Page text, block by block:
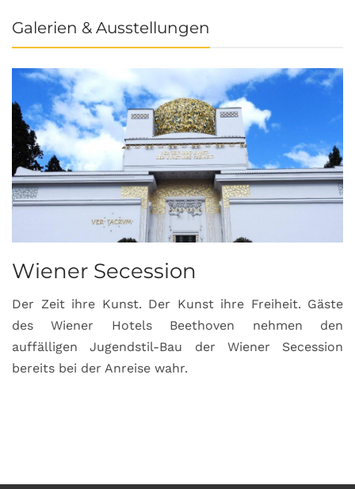
Galerien & Ausstellungen
Wiener Secession
Der Zeit ihre Kunst. Der Kunst ihre Freiheit. Gäste
des Wiener Hotels Beethoven nehmen den
auffälligen Jugendstil-Bau der Wiener Secession
bereits bei der Anreise wahr.